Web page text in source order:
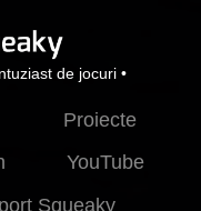
de jocuri •
Proiecte
YouTube
Squeaky